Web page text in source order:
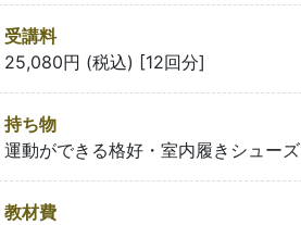
受講料
25,080円 (税込) [12回分]
持ち物
運動ができる格好・室内履きシューズ
教材費